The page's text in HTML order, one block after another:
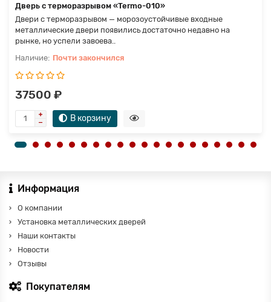
Дверь с терморазрывом «Termo-010»
Двери с терморазрывом — морозоустойчивые входные
металлические двери появились достаточно недавно на
рынке, но успели завоева..
Почти закончился
37500 ₽
В корзину
Информация
О компании
Установка металлических дверей
Наши контакты
Новости
Отзывы
Покупателям